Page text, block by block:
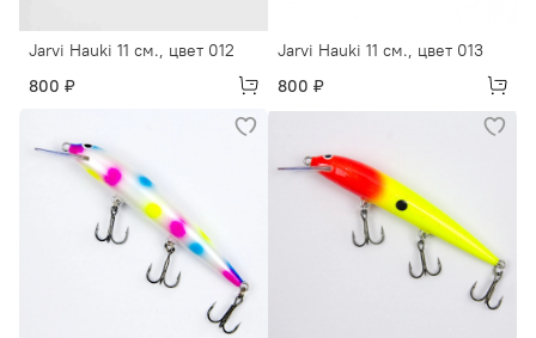
Jarvi Hauki 11 см., цвет 012
800 ₽
Jarvi Hauki 11 см., цвет 013
800 ₽